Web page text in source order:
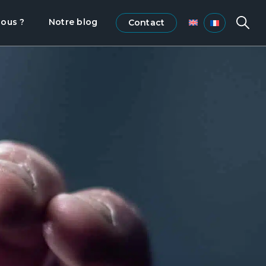
? Notre blog Contact